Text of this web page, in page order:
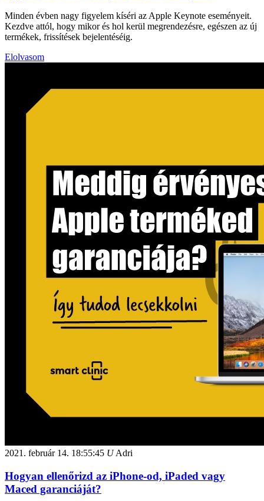
Minden évben nagy figyelem kíséri az Apple Keynote eseményeit.
Kezdve attól, hogy mikor és hol kerül megrendezésre, egészen az új
termékek, frissítések bejelentéséig.
Elolvasom
2021. február 14. 18:55:45 UAdri
Hogyan ellenőrizd az iPhone-od, iPaded vagy
Maced garanciáját?